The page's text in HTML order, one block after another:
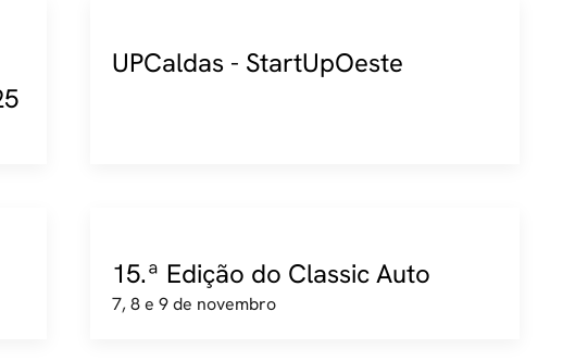
UPCaldas - StartUpOeste
15.ª Edição do Classic Auto
7, 8 e 9 de novembro